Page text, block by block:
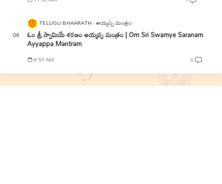
TELUGU BHAARATH అయ్యప్ప మంత్రం
ఓం శ్రీ స్వామియే శరణం అయ్యప్ప మంత్రం | Om Sri Swamye Saranam
Ayyappa Mantram
8:57 AM 0